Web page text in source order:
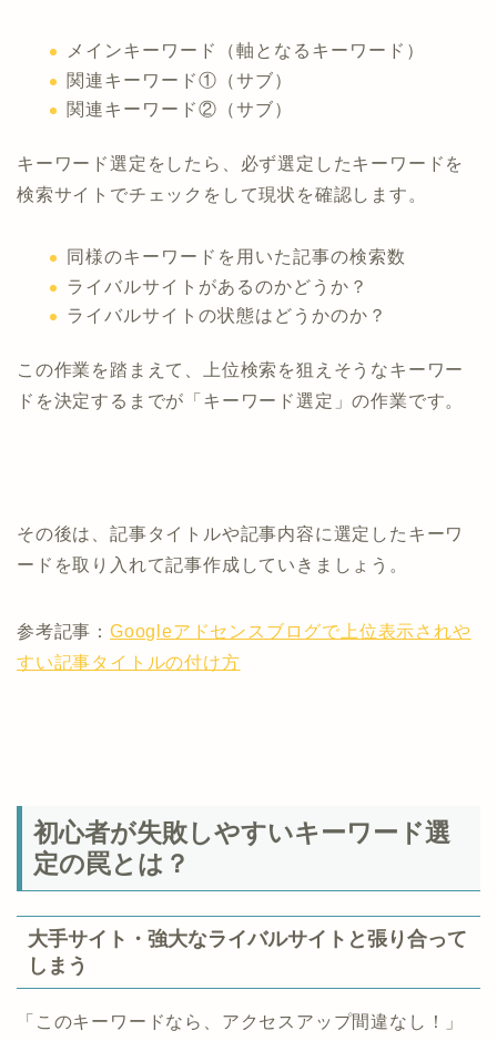
メインキーワード（軸となるキーワード）
関連キーワード①（サブ）
関連キーワード②（サブ）
キーワード選定をしたら、必ず選定したキーワードを
検索サイトでチェックをして現状を確認します。
同様のキーワードを用いた記事の検索数
ライバルサイトがあるのかどうか？
ライバルサイトの状態はどうかのか？
この作業を踏まえて、上位検索を狙えそうなキーワー
ドを決定するまでが「キーワード選定」の作業です。
その後は、記事タイトルや記事内容に選定したキーワ
ードを取り入れて記事作成していきましょう。
参考記事： Googleアドセンスブログで上位表示されや
すい記事タイトルの付け方
初心者が失敗しやすいキーワード選
定の罠とは？
大手サイト・強大なライバルサイトと張り合って
しまう
「このキーワードなら、アクセスアップ間違なし！」